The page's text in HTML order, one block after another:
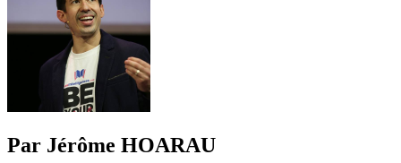
Par Jérôme HOARAU